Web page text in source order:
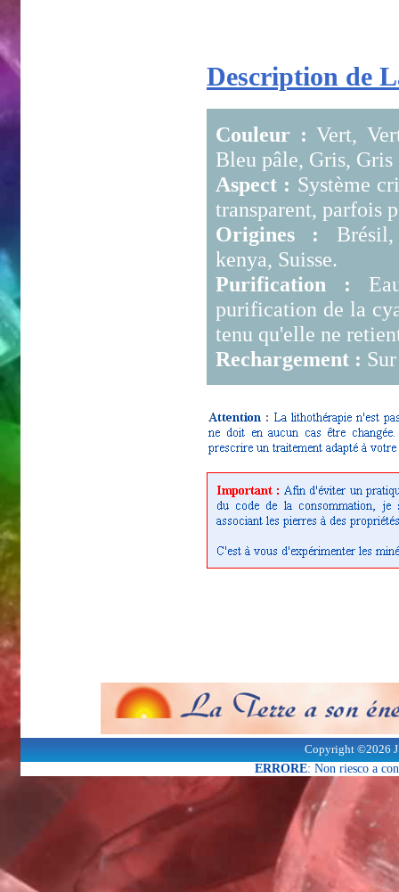
Description de
Couleur : Vert,
Bleu pâle, Gris,
Aspect : Système
transparent, parfois
Origines :
kenya, Suisse.
Purification :
purification de la
tenu qu'elle ne
Rechargement :
Copyright ©2026
ERRORE: Non riesco a